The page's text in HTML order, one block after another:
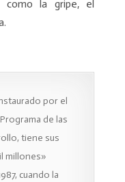
como la gripe, el
por el
de las
tiene sus
millones»
cuando la